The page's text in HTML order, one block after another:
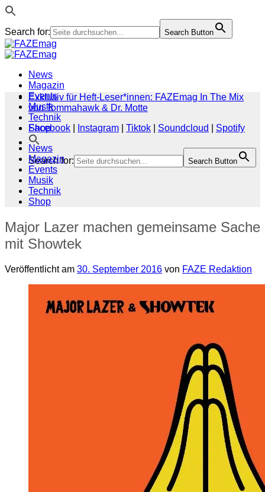
Search for: Search Button
Zum
Inhalt
News
Magazin
Events
Musik
Technik
Shop
Search for: Search Button
Exklusiv für Heft-Leser*innen: FAZEmag In The Mix
von Tommahawk & Dr. Motte
Facebook
Instagram Tiktok Soundcloud
Spotify
News
Magazin
Events
Musik
Technik
Shop
Major Lazer machen gemeinsame Sache
mit Showtek
Veröffentlicht am 30. September 2016 von FAZE Redaktion